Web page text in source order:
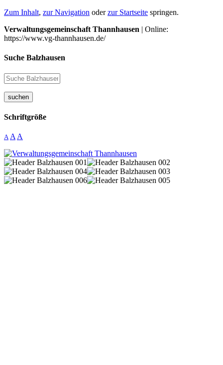
Zum Inhalt, zur Navigation oderzur Startseite springen.
Verwaltungsgemeinschaft Thannhausen | Online:
https://www.vg-thannhausen.de/
Suche Balzhausen
suchen
Schriftgröße
A A A